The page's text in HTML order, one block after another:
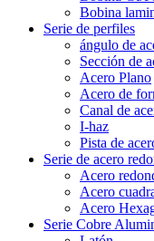
Bobina
Serie de perfiles
ángulo de
Sección de
Acero Plano
Acero de
Canal de
I-haz
Pista de
Serie de acero
Acero
Acero
Acero
Serie Cobre